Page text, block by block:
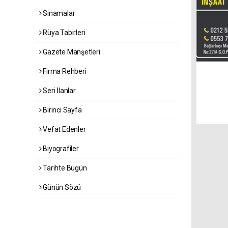
Sinamalar
Rüya Tabirleri
Gazete Manşetleri
Firma Rehberi
Seri İlanlar
Birinci Sayfa
Vefat Edenler
Biyografiler
Tarihte Bugün
Günün Sözü